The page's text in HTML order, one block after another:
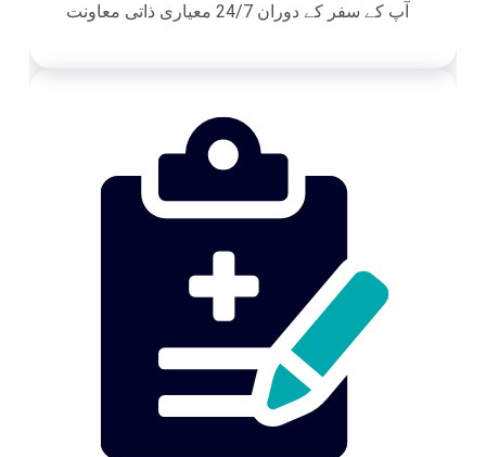
آپ کے سفر کے دوران 24/7 معیاری ذاتی معاونت